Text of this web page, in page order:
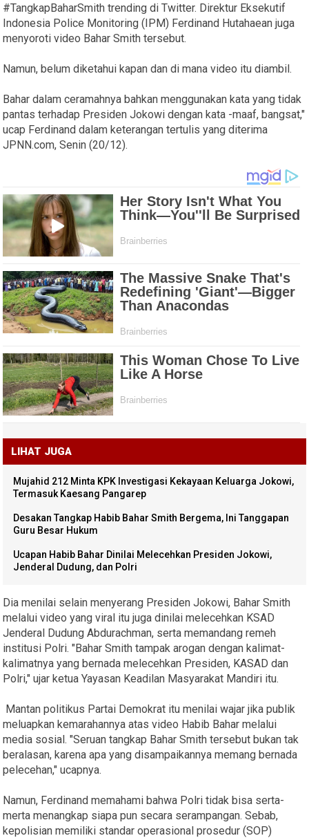
#TangkapBaharSmith trending di Twitter. Direktur Eksekutif
Indonesia Police Monitoring (IPM) Ferdinand Hutahaean juga
menyoroti video Bahar Smith tersebut.
Namun, belum diketahui kapan dan di mana video itu diambil.
Bahar dalam ceramahnya bahkan menggunakan kata yang tidak
pantas terhadap Presiden Jokowi dengan kata -maaf, bangsat,"
ucap Ferdinand dalam keterangan tertulis yang diterima
JPNN.com, Senin (20/12).
LIHAT JUGA
Mujahid 212 Minta KPK Investigasi Kekayaan Keluarga Jokowi,
Termasuk Kaesang Pangarep
Desakan Tangkap Habib Bahar Smith Bergema, Ini Tanggapan
Guru Besar Hukum
Ucapan Habib Bahar Dinilai Melecehkan Presiden Jokowi,
Jenderal Dudung, dan Polri
Dia menilai selain menyerang Presiden Jokowi, Bahar Smith
melalui video yang viral itu juga dinilai melecehkan KSAD
Jenderal Dudung Abdurachman, serta memandang remeh
institusi Polri. "Bahar Smith tampak arogan dengan kalimat-
kalimatnya yang bernada melecehkan Presiden, KASAD dan
Polri," ujar ketua Yayasan Keadilan Masyarakat Mandiri itu.
Mantan politikus Partai Demokrat itu menilai wajar jika publik
meluapkan kemarahannya atas video Habib Bahar melalui
media sosial. "Seruan tangkap Bahar Smith tersebut bukan tak
beralasan, karena apa yang disampaikannya memang bernada
pelecehan," ucapnya.
Namun, Ferdinand memahami bahwa Polri tidak bisa serta-
merta menangkap siapa pun secara serampangan. Sebab,
kepolisian memiliki standar operasional prosedur (SOP)